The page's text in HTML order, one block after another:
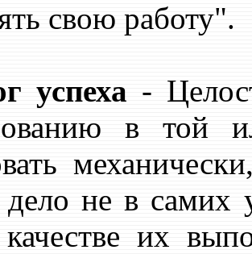
свою работу".
успеха -
в той
не в самих
их